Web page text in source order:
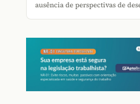
ausência de perspectivas de